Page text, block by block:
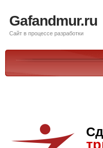
Gafandmur.ru
Сайт в процессе разработки